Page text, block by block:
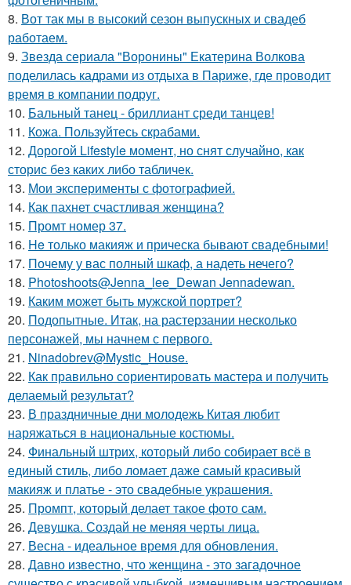
8. Вот так мы в высокий сезон выпускных и свадеб
работаем.
9. Звезда сериала "Воронины" Екатерина Волкова
поделилась кадрами из отдыха в Париже, где проводит
время в компании подруг.
10. Бальный танец - бриллиант среди танцев!
11. Кожа. Пользуйтесь скрабами.
12. Дорогой Lifestyle момент, но снят случайно, как
сторис без каких либо табличек.
13. Мои эксперименты с фотографией.
14. Как пахнет счастливая женщина?
15. Промт номер 37.
16. He только макияж и прическа бывают свадебными!
17. Почему у вас полный шкаф, а надеть нечего?
18. Photoshoots@Jenna_lee_Dewan Jennadewan.
19. Каким может быть мужской портрет?
20. Подопытные. Итак, на растерзании несколько
персонажей, мы начнем с первого.
21. Ninadobrev@Mystic_House.
22. Как правильно сориентировать мастера и получить
делаемый результат?
23. В праздничные дни молодежь Китая любит
наряжаться в национальные костюмы.
24. Финальный штрих, который либо собирает всё в
единый стиль, либо ломает даже самый красивый
макияж и платье - это свадебные украшения.
25. Промпт, который делает такое фото сам.
26. Девушка. Создай не меняя черты лица.
27. Весна - идеальное время для обновления.
28. Давно известно, что женщина - это загадочное